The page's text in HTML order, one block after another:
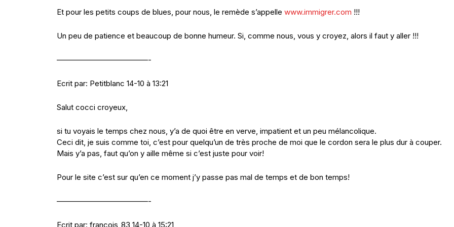
Et pour les petits coups de blues, pour nous, le remède s’appelle www.immigrer.com !!!
Un peu de patience et beaucoup de bonne humeur. Si, comme nous, vous y croyez, alors il faut y aller !!!
————————————-
Ecrit par: Petitblanc 14-10 à 13:21
Salut cocci croyeux,
si tu voyais le temps chez nous, y’a de quoi être en verve, impatient et un peu mélancolique.
Ceci dit, je suis comme toi, c’est pour quelqu’un de très proche de moi que le cordon sera le plus dur à couper.
Mais y’a pas, faut qu’on y aille même si c’est juste pour voir!
Pour le site c’est sur qu’en ce moment j’y passe pas mal de temps et de bon temps!
————————————-
Ecrit par: francois_83 14-10 à 15:21